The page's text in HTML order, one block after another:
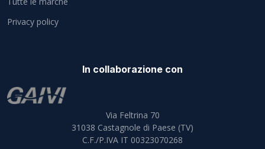
Privacy policy
In collaborazione con
Via Feltrina 70
31038 Castagnole di Paese (TV)
C.F./P.IVA IT 00323070268